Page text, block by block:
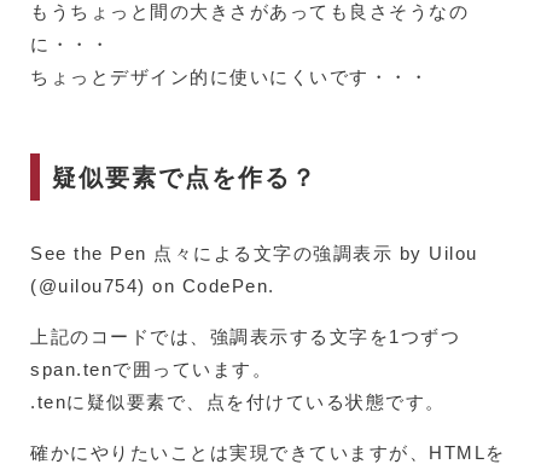
もうちょっと間の大きさがあっても良さそうなの
に・・・
ちょっとデザイン的に使いにくいです・・・
疑似要素で点を作る？
See the Pen 点々による文字の強調表示 by Uilou
(@uilou754) on CodePen.
上記のコードでは、強調表示する文字を1つずつ
span.tenで囲っています。
.tenに疑似要素で、点を付けている状態です。
確かにやりたいことは実現できていますが、HTMLを